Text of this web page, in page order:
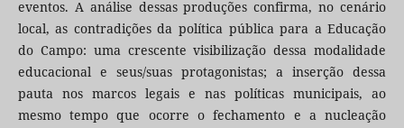
eventos. A análise dessas produções confirma, no cenário
local, as contradições da política pública para a Educação
do Campo: uma crescente visibilização dessa modalidade
educacional e seus/suas protagonistas; a inserção dessa
pauta nos marcos legais e nas políticas municipais, ao
mesmo tempo que ocorre o fechamento e a nucleação